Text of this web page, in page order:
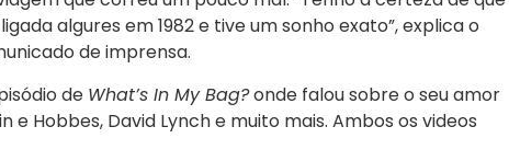
algures em 1982 e tive um sonho exato”, explica o
de imprensa.
de What’s In My Bag?onde falou sobre o seu amor
e Hobbes, David Lynch e muito mais. Ambos os videos